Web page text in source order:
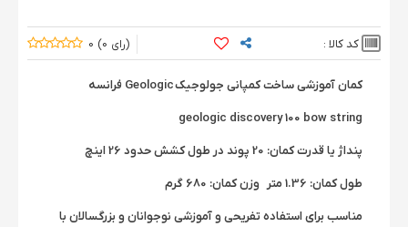
0 0 کد کالا :
کمان آموزشی ساخت کمپانی جولوجیک Geologic فرانسه
geologic discovery 100 bow string
پنداژ یا قدرت کمان: 20 پوند در طول کشش حدود 26 اینچ
طول کمان: 1.36 متر وزن کمان: 680 گرم
مناسب برای استفاده تفریحی و آموزشی نوجوانان و بزرگسالان با